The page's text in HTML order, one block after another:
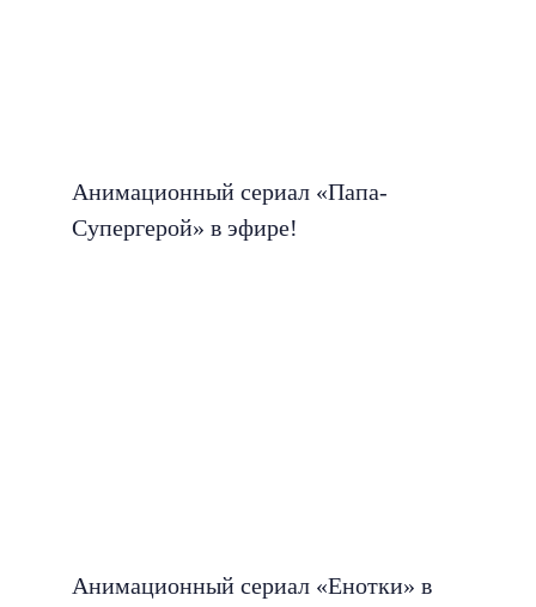
Анимационный сериал «Папа-
Супергерой» в эфире!
Анимационный сериал «Енотки» в